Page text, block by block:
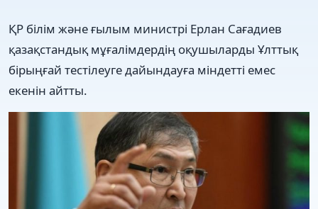
ҚР білім және ғылым министрі Ерлан Сағадиев
қазақстандық мұғалімдердің оқушыларды Ұлттық
бірыңғай тестілеуге дайындауға міндетті емес
екенін айтты.